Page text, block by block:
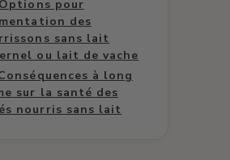
Options pour
des
sans lait
ou lait de vache
à long
sur la santé des
nourris sans lait